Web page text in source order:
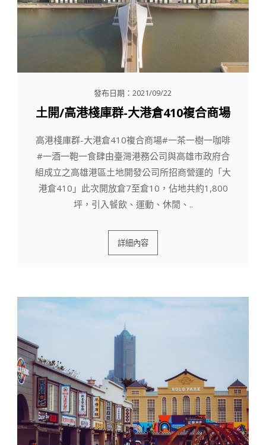
發布日期：2021/09/22
土開/高港棧庫群-大港倉410複合商場
高港棧庫群-大港倉410複合商場#一茶一樹一咖啡
#一酒一鞄一食肆由臺灣港務公司與高雄市政府合
組成立之高雄港區土地開發公司所招商營運的「大
港倉410」此次開放倉7至倉10，佔地共約1,800
坪，引入餐飲、運動、休閒、..
詳細內容